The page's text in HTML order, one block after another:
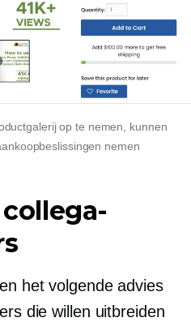
op te nemen, kunnen
nemen
het volgende advies
die willen uitbreiden